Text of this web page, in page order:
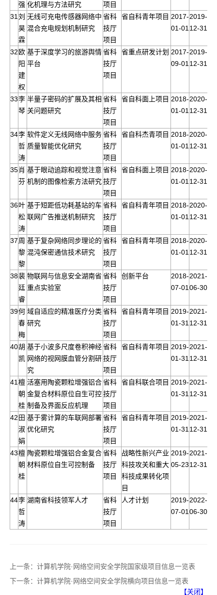
强 化机理与方法研究
项目
31刘
昊
霖
无线可充电传感器网络中
混合充电规划机制研究
省科
技厅
项目
省自科青年项目 2017-
01-01
2019-
12-31
32 欧
阳
建
权
基于深度学习的旅游舆情
平台
省科
技厅
项目
省重点研发计划 2017-
09-01
2019-
12-31
33李
琴
半量子密码的扩展及其相
关问题研究
省科
技厅
项目
省自科面上项目 2018-
01-01
2020-
12-31
34李
哲
涛
软件定义无线网络中服务
质量智能优化研究
省科
技厅
项目
省自科杰青项目 2018-
01-01
2020-
12-31
35肖
芬
基于眼动追踪和视觉注意
机制的图像检索方法研究
省科
技厅
项目
省自科面上项目 2018-
01-01
2020-
12-31
36叶
松
涛
基于短距低功耗基站的车
联网广告推送机制研究
省科
技厅
项目
省自科青年项目 2018-
01-01
2020-
12-31
37周
黎
黎
基于复杂网络同步理论的
混沌保密通信技术研究
省科
技厅
项目
省自科青年项目 2018-
01-01
2020-
12-31
38裴
廷
睿
物联网与信息安全湖南省
重点实验室
省科
技厅
项目
创新平台
2018-
07-01
2021-
06-30
39何
春
梅
域自适应的精准医疗分类
研究
省科
技厅
项目
省自科青年项目 2019-
01-31
2021-
12-31
40胡
凯
基于小波多尺度卷积神经
网络的视网膜血管分割研
究
省科
技厅
项目
省自科青年项目 2019-
01-31
2021-
12-31
41檀
朝
桂
活塞用陶瓷颗粒增强铝合
金复合材料原位自生可控
制备及界面反应机理
省科
技厅
项目
省自科联合项目 2019-
01-31
2021-
12-31
42 田
淑
娟
基于雾计算的车联网部署
优化研究
省科
技厅
项目
省自科青年项目 2019-
01-31
2021-
12-31
43檀
朝
桂
陶瓷颗粒增强铝合金复合
材料原位自生可控制备
省科
技厅
项目
战略性新兴产业
科技攻关和重大
科技成果转化项
目
2019-
05-23
2021-
12-31
44李
哲
涛
湖南省科技领军人才
省科
技厅
项目
人才计划
2019-
07-01
2022-
06-30
上一条： 计算机学院·网络空间安全学院国家级项目信息一览表
下一条： 计算机学院·网络空间安全学院横向项目信息一览表
【关闭】